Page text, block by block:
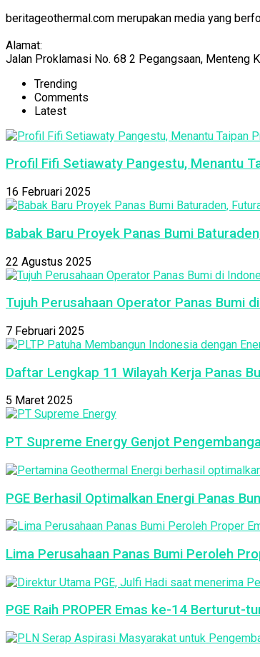
beritageothermal.com merupakan media yang
Alamat:
Jalan Proklamasi No. 68 2 Pegangsaan, Menteng
Trending
Comments
Latest
Profil Fifi Setiawaty Pangestu, Menantu
16 Februari 2025
Babak Baru Proyek Panas Bumi
22 Agustus 2025
Tujuh Perusahaan Operator Panas Bumi
7 Februari 2025
Daftar Lengkap 11 Wilayah Kerja Panas
5 Maret 2025
PT Supreme Energy Genjot
PGE Berhasil Optimalkan Energi Panas
Lima Perusahaan Panas Bumi Peroleh
PGE Raih PROPER Emas ke-14